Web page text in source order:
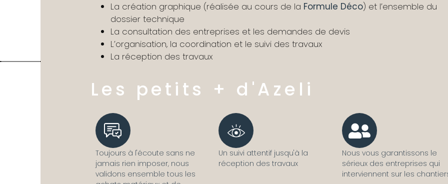
La création graphique (réalisée au cours de la Formule Déco) et l’ensemble du
dossier technique
La consultation des entreprises et les demandes de devis
L’organisation, la coordination et le suivi des travaux
La réception des travaux
Les petits + d'Azeli
Toujours à l'écoute sans ne
jamais rien imposer, nous
validons ensemble tous les
Un suivi attentif jusqu'à la
réception des travaux
Nous vous garantissons le
sérieux des entreprises qui
interviennent sur les